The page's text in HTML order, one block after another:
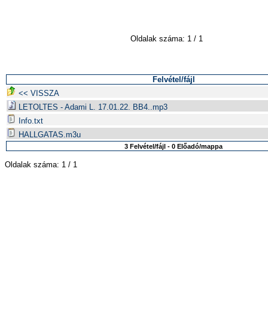
Oldalak száma: 1 / 1
Felvétel/fájl
<< VISSZA
LETOLTES - Adami L. 17.01.22. BB4..mp3
Info.txt
HALLGATAS.m3u
3 Felvétel/fájl - 0 Előadó/mappa
Oldalak száma: 1 / 1